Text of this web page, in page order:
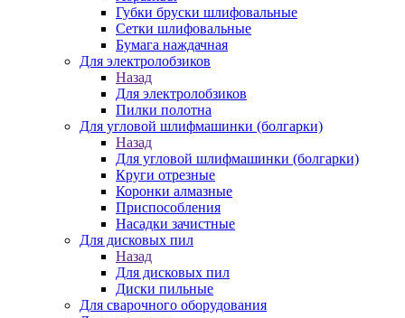
Губки бруски шлифовальные
Сетки шлифовальные
Бумага наждачная
Для электролобзиков
Назад
Для электролобзиков
Пилки полотна
Для угловой шлифмашинки (болгарки)
Назад
Для угловой шлифмашинки (болгарки)
Круги отрезные
Коронки алмазные
Приспособления
Насадки зачистные
Для дисковых пил
Назад
Для дисковых пил
Диски пильные
Для сварочного оборудования